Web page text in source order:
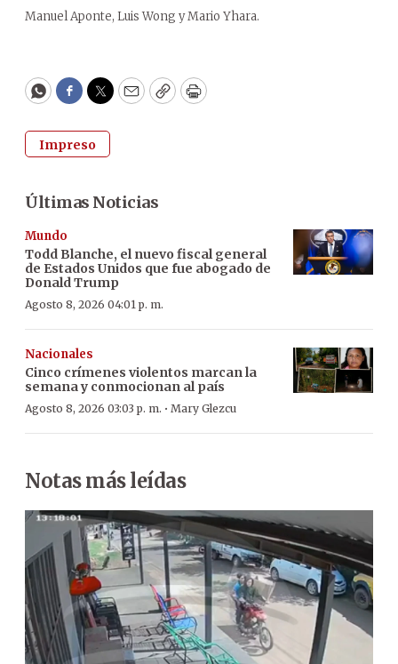
Manuel Aponte, Luis Wong y Mario Yhara.
WhatsApp
Facebook
Twitter
EmailCopyPrint
Impreso
Últimas Noticias
Mundo
Todd Blanche, el nuevo fiscal general
de Estados Unidos que fue abogado de
Donald Trump
Agosto 8, 2026 04:01 p. m.
Nacionales
Cinco crímenes violentos marcan la
semana y conmocionan al país
Agosto 8, 2026 03:03 p. m. · Mary Glezcu
Notas más leídas